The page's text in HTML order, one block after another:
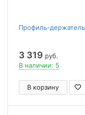
Профиль-
3 319 руб.
В наличии: 5
В корзину